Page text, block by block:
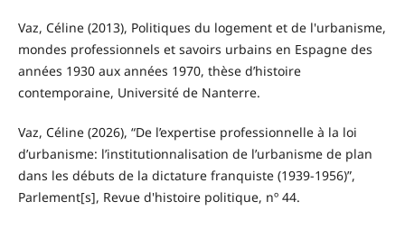
Vaz, Céline (2013), Politiques du logement et de l'urbanisme,
mondes professionnels et savoirs urbains en Espagne des
années 1930 aux années 1970, thèse d’histoire
contemporaine, Université de Nanterre.
Vaz, Céline (2026), “De l’expertise professionnelle à la loi
d’urbanisme: l’institutionnalisation de l’urbanisme de plan
dans les débuts de la dictature franquiste (1939-1956)”,
Parlement[s], Revue d'histoire politique, nº 44.